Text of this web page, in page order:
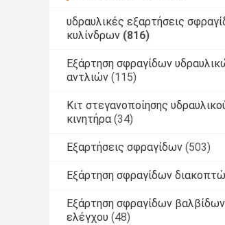
υδραυλικές εξαρτήσεις
κυλίνδρων (816)
Εξάρτηση σφραγίδων
αντλιών (115)
Κιτ στεγανοποίησης
κινητήρα (34)
Εξαρτήσεις σφραγίδων (503)
Εξάρτηση σφραγίδων
Εξάρτηση σφραγίδων βαλβίδων
ελέγχου (48)